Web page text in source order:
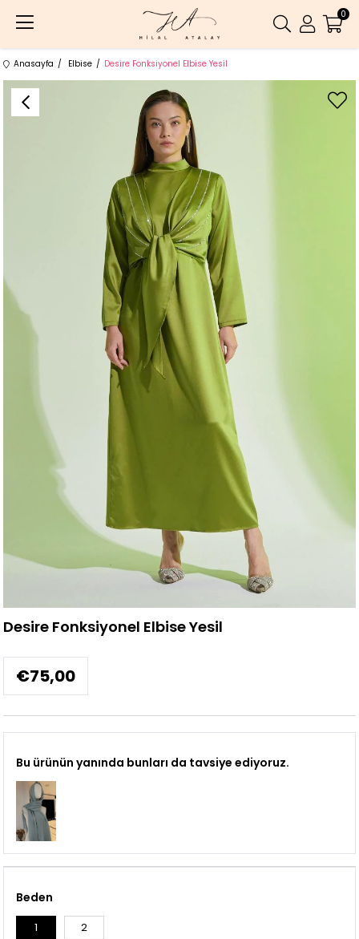
0
Anasayfa Elbise Desire Fonksiyonel Elbise Yesil
Desire Fonksiyonel Elbise Yesil
€75,00
Bu ürünün yanında bunları da tavsiye ediyoruz.
Beden
1 2